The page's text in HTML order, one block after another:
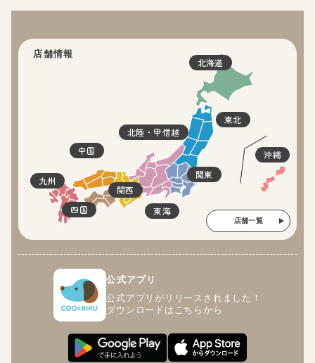
店舗情報
北海道
東北
関東
北陸・甲信越
東海
関西
四国
中国
九州
沖縄
店舗一覧
公式アプリ
公式アプリがリリースされました！
ダウンロードはこちらから